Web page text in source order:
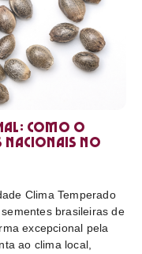
como o
nacionais no
Clima Temperado
brasileiras de
excepcional pela
ao clima local,